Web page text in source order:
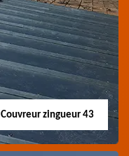
Couvreur zingueur 43